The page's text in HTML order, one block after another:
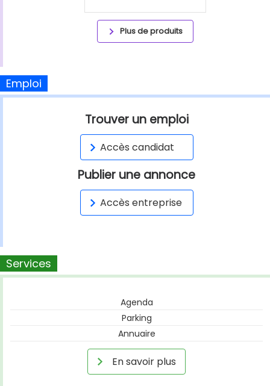
Plus de produits
Emploi
Trouver un emploi
Accès candidat
Publier une annonce
Accès entreprise
Services
Agenda
Parking
Annuaire
En savoir plus